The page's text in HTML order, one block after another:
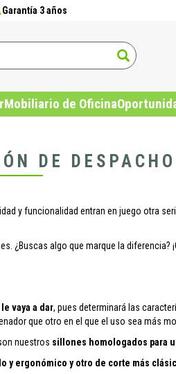
Garantía 3 años
Mobiliario de Oficina
DE DESPACHO
y funcionalidad entran en juego otra
¿Buscas algo que marque la diferencia?
vaya a dar, pues determinará las
que otro en el que el uso sea más
nuestros sillones homologados para
y ergonómico y otro de corte más